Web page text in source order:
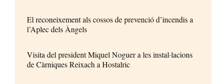
El reconeixement als cossos de prevenció d’incendis a
l’Aplec dels Àngels
Visita del president Miquel Noguer a les instal·lacions
de Càrniques Reixach a Hostalric